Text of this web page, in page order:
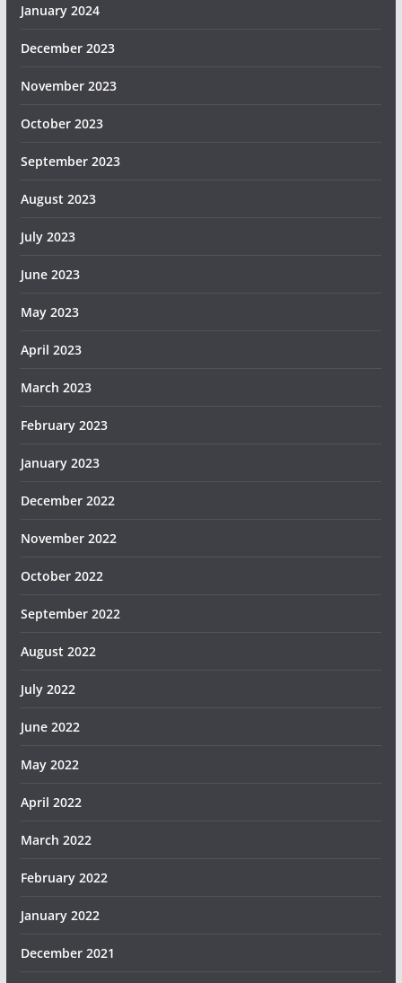
January 2024
December 2023
November 2023
October 2023
September 2023
August 2023
July 2023
June 2023
May 2023
April 2023
March 2023
February 2023
January 2023
December 2022
November 2022
October 2022
September 2022
August 2022
July 2022
June 2022
May 2022
April 2022
March 2022
February 2022
January 2022
December 2021